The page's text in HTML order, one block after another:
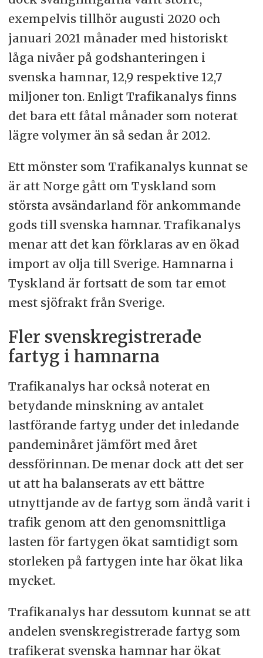
exempelvis tillhör augusti 2020 och
januari 2021 månader med historiskt
låga nivåer på godshanteringen i
svenska hamnar, 12,9 respektive 12,7
miljoner ton. Enligt Trafikanalys finns
det bara ett fåtal månader som noterat
lägre volymer än så sedan år 2012.
Ett mönster som Trafikanalys kunnat se
är att Norge gått om Tyskland som
största avsändarland för ankommande
gods till svenska hamnar. Trafikanalys
menar att det kan förklaras av en ökad
import av olja till Sverige. Hamnarna i
Tyskland är fortsatt de som tar emot
mest sjöfrakt från Sverige.
Fler svenskregistrerade
fartyg i hamnarna
Trafikanalys har också noterat en
betydande minskning av antalet
lastförande fartyg under det inledande
pandeminåret jämfört med året
dessförinnan. De menar dock att det ser
ut att ha balanserats av ett bättre
utnyttjande av de fartyg som ändå varit i
trafik genom att den genomsnittliga
lasten för fartygen ökat samtidigt som
storleken på fartygen inte har ökat lika
mycket.
Trafikanalys har dessutom kunnat se att
andelen svenskregistrerade fartyg som
trafikerat svenska hamnar har ökat